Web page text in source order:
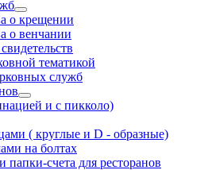
о крещении
о венчании
тематикой
служб
и с пикколо)
( круглые и D - образные)
на болтах
счета для ресторанов